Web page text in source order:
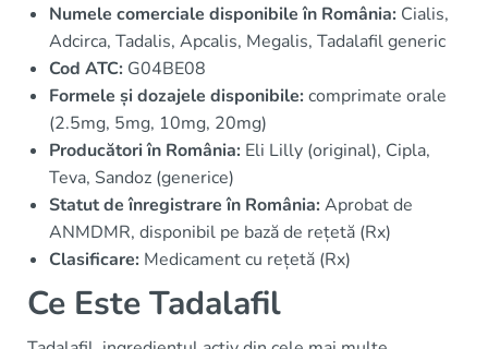
Numele comerciale disponibile în România: Cialis,
Adcirca, Tadalis, Apcalis, Megalis, Tadalafil generic
Cod ATC: G04BE08
Formele și dozajele disponibile:comprimate orale
(2.5mg, 5mg, 10mg, 20mg)
Producători în România: Eli Lilly (original), Cipla,
Teva, Sandoz (generice)
Statut de înregistrare în România:Aprobat de
ANMDMR, disponibil pe bază de rețetă (Rx)
Clasificare: Medicament cu rețetă (Rx)
Ce Este Tadalafil